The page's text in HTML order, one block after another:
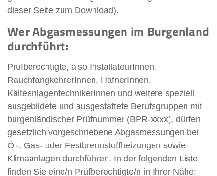
dieser Seite zum Download).
Wer Abgasmessungen im Burgenland
durchführt:
Prüfberechtigte, also InstallateurInnen,
RauchfangkehrerInnen, HafnerInnen,
KälteanlagentechnikerInnen und weitere speziell
ausgebildete und ausgestattete Berufsgruppen mit
burgenländischer Prüfnummer (BPR-xxxx), dürfen
gesetzlich vorgeschriebene Abgasmessungen bei
Öl-, Gas- oder Festbrennstoffheizungen sowie
Klimaanlagen durchführen. In der folgenden Liste
finden Sie eine/n Prüfberechtigte/n in Ihrer Nähe: